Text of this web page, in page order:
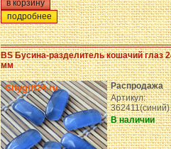
подробнее
BS Бусина-разделитель кошачий глаз
мм
Распродажа
Артикул:
362411(синий)
В наличии